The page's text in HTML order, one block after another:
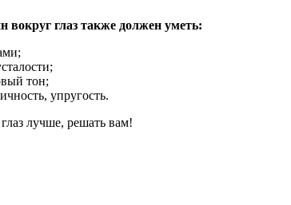
глаз также должен уметь:
тон;
упругость.
лучше, решать вам!